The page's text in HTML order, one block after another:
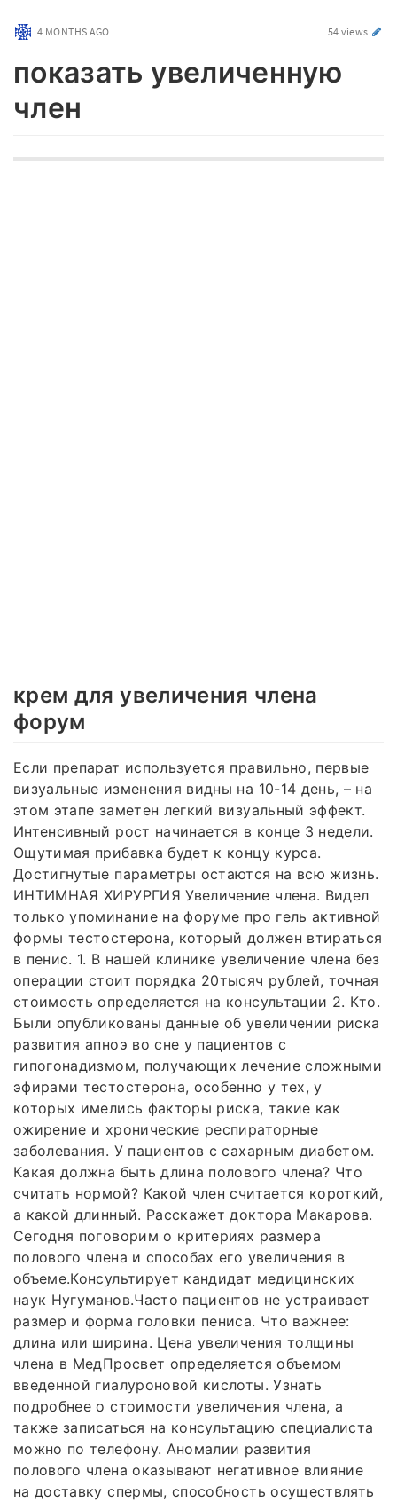
4 MONTHS AGO 54 views
показать увеличенную
член
крем для увеличения члена
форум
Если препарат используется правильно, первые
визуальные изменения видны на 10-14 день, – на
этом этапе заметен легкий визуальный эффект.
Интенсивный рост начинается в конце 3 недели.
Ощутимая прибавка будет к концу курса.
Достигнутые параметры остаются на всю жизнь.
ИНТИМНАЯ ХИРУРГИЯ Увеличение члена. Видел
только упоминание на форуме про гель активной
формы тестостерона, который должен втираться
в пенис. 1. В нашей клинике увеличение члена без
операции стоит порядка 20тысяч рублей, точная
стоимость определяется на консультации 2. Кто.
Были опубликованы данные об увеличении риска
развития апноэ во сне у пациентов с
гипогонадизмом, получающих лечение сложными
эфирами тестостерона, особенно у тех, у
которых имелись факторы риска, такие как
ожирение и хронические респираторные
заболевания. У пациентов с сахарным диабетом.
Какая должна быть длина полового члена? Что
считать нормой? Какой член считается короткий,
а какой длинный. Расскажет доктора Макарова.
Сегодня поговорим о критериях размера
полового члена и способах его увеличения в
объеме.Консультирует кандидат медицинских
наук Нугуманов.Часто пациентов не устраивает
размер и форма головки пениса. Что важнее:
длина или ширина. Цена увеличения толщины
члена в МедПросвет определяется объемом
введенной гиалуроновой кислоты. Узнать
подробнее о стоимости увеличения члена, а
также записаться на консультацию специалиста
можно по телефону. Аномалии развития
полового члена оказывают негативное влияние
на доставку спермы, способность осуществлять